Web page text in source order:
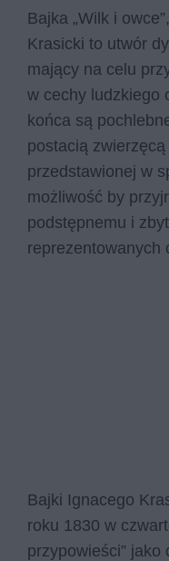
Bajka „Wilk i
Krasicki to utwór
mający na celu
w cechy ludzkiego
końca są
postacią
przedstawionej w
możliwość by
podstępnemu i
reprezentowanych
Bajki Ignacego
roku 1830 w
przypowieści”